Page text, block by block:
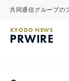
共同通信グループの
KYODO NEWS
PRWIRE